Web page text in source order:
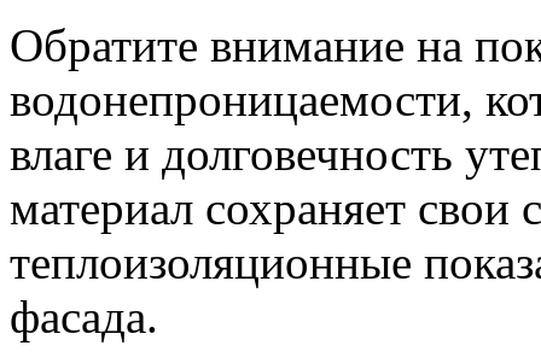
Обратите внимание на
водонепроницаемости,
влаге и долговечность
материал сохраняет свои
теплоизоляционные
фасада.